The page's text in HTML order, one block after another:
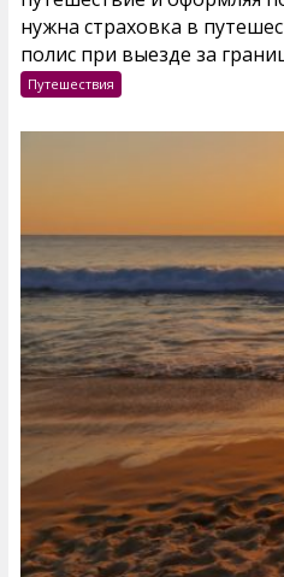
нужна страховка в
полис при выезде за
Путешествия